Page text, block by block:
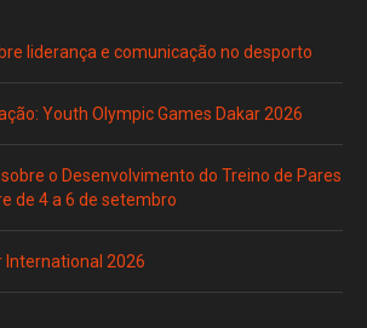
liderança e comunicação no desporto
Youth Olympic Games Dakar 2026
o Desenvolvimento do Treino de Pares
de 4 a 6 de setembro
International 2026